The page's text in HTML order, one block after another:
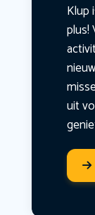
Klup
plus!
uit